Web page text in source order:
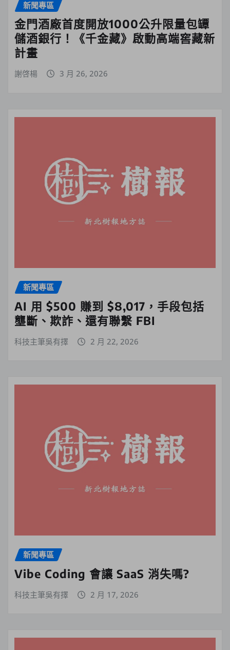
新聞專區
金門酒廠首度開放1000公升限量包罈
儲酒銀行！《千金藏》啟動高端窖藏新
計畫
謝啓楊 3 月 26, 2026
新聞專區
AI 用 $500 賺到 $8,017，手段包括
壟斷、欺詐、還有聯繫 FBI
科技主筆吳有擇 2 月 22, 2026
新聞專區
Vibe Coding 會讓 SaaS 消失嗎?
科技主筆吳有擇 2 月 17, 2026